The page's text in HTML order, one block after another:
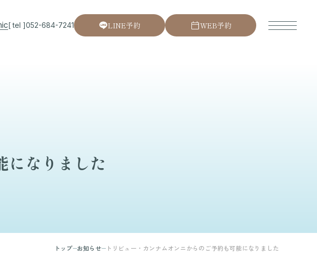
[ tel ]052-684-7241 LINE予約 WEB予約
になりました
トップ お知らせ トリビュー・カンナムオンニからのご予約も可能になりました